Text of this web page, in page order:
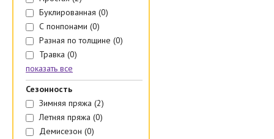
Буклированная (0)
С понпонами (0)
Разная по толщине (0)
Травка (0)
показать все
Сезонность
Зимняя пряжа (2)
Летняя пряжа (0)
Демисезон (0)